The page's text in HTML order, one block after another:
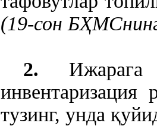
(19-сон БҲ
2. Ижарага
инвентаризация
тузинг, унда қ